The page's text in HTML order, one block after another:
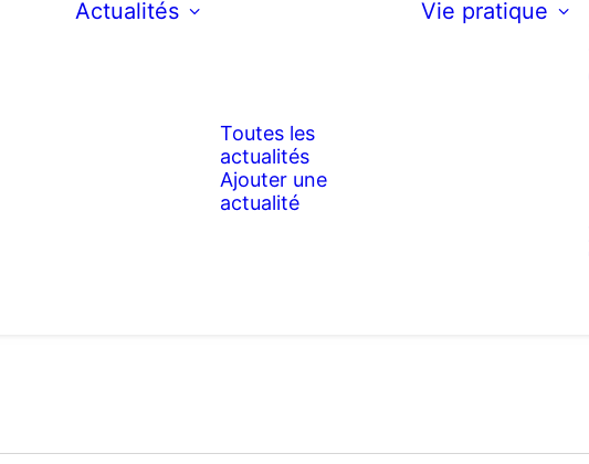
Actualités
Toutes les
actualités
Ajouter une
actualité
Vie pratique